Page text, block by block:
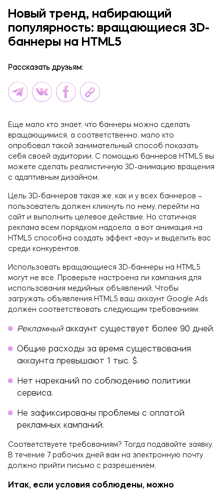
Брендинг и дизайн
Техническая поддержка сайта
Копирайтинг
Новый тренд, набирающий
популярность: вращающиеся 3D-
баннеры на HTML5
Рассказать друзьям:
Еще мало кто знает, что баннеры можно сделать
вращающимися, а соответственно, мало кто
опробовал такой занимательный способ показать
себя своей аудитории. С помощью баннеров HTML5 вы
можете сделать реалистичную 3D-анимацию вращения
с адаптивным дизайном.
Цель 3D-баннеров такая же, как и у всех баннеров –
пользователь должен кликнуть по нему, перейти на
сайт и выполнить целевое действие. Но статичная
реклама всем порядком надоела, а вот анимация на
HTML5 способна создать эффект «вау» и выделить вас
среди конкурентов.
Использовать вращающиеся 3D-баннеры на HTML5
могут не все. Проверьте настроена ли кампания для
использования медийных объявлений. Чтобы
загружать объявления HTML5 ваш аккаунт Google Ads
должен соответствовать следующим требованиям:
Рекламныйаккаунт существует более 90 дней.
Общие расходы за время существования
аккаунта превышают 1 тыс. $.
Нет нареканий по соблюдению политики
сервиса.
Не зафиксированы проблемы с оплатой
рекламных кампаний.
Соответствуете требованиям? Тогда подавайте заявку.
В течение 7 рабочих дней вам на электронную почту
должно прийти письмо с разрешением.
Итак, если условия соблюдены, можно